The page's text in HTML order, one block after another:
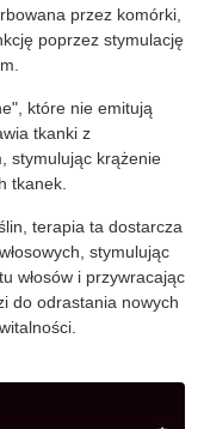
przez komórki,
poprzez stymulację
które nie emitują
tkanki z
stymulując krążenie
tkanek.
terapia ta dostarcza
stymulując
włosów i przywracając
do odrastania nowych